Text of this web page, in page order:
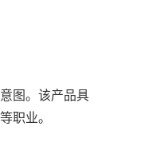
图。该产品具
职业。